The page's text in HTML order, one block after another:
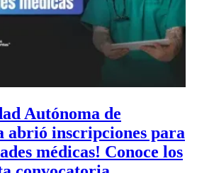
Autónoma de
abrió inscripciones para
médicas! Conoce los